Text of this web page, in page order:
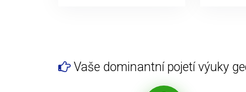
Vaše dominantní pojetí výuky